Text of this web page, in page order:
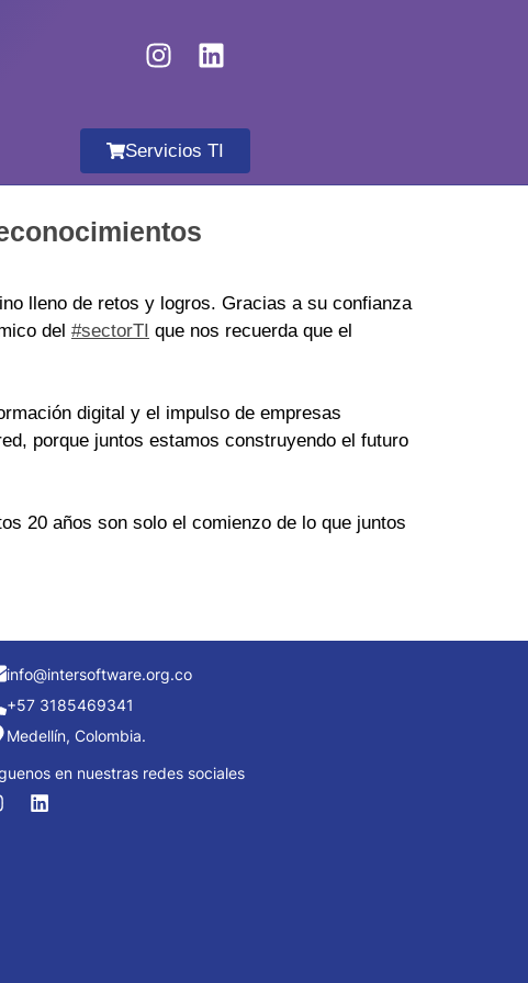
Servicios TI
lleno de retos y logros. Gracias a su confianza
del #sectorTI que nos recuerda que el
digital y el impulso de empresas
porque juntos estamos construyendo el futuro
20 años son solo el comienzo de lo que juntos
info@intersoftware.org.co
+57 3185469341
Medellín, Colombia.
en nuestras redes sociales